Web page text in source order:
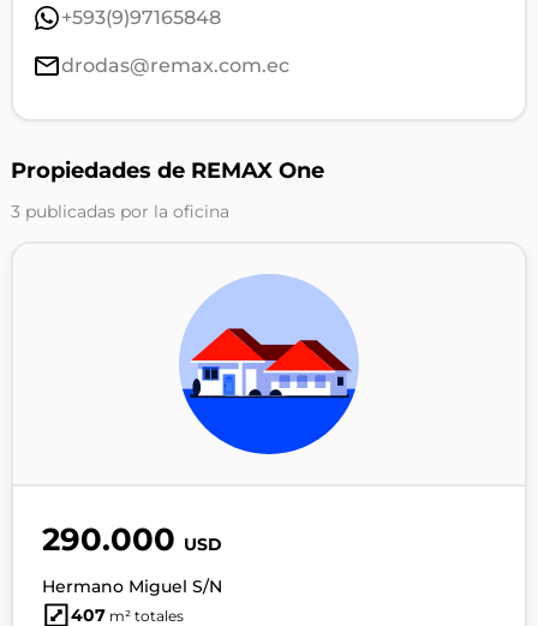
+593(9)97165848
drodas@remax.com.ec
Propiedades de REMAX One
3 publicadas por la oficina
290.000 USD
Hermano Miguel S/N
407m² totales